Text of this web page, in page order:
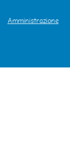
Amministrazione